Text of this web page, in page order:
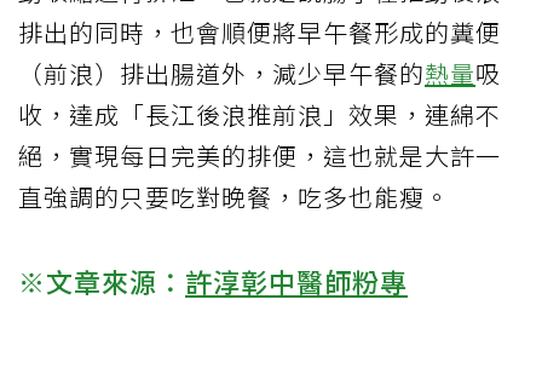
排出的同時，也會順便將早午餐形成的糞便
（前浪）排出腸道外，減少早午餐的熱量吸
收，達成「長江後浪推前浪」效果，連綿不
絕，實現每日完美的排便，這也就是大許一
直強調的只要吃對晚餐，吃多也能瘦。
※文章來源： 許淳彰中醫師粉專